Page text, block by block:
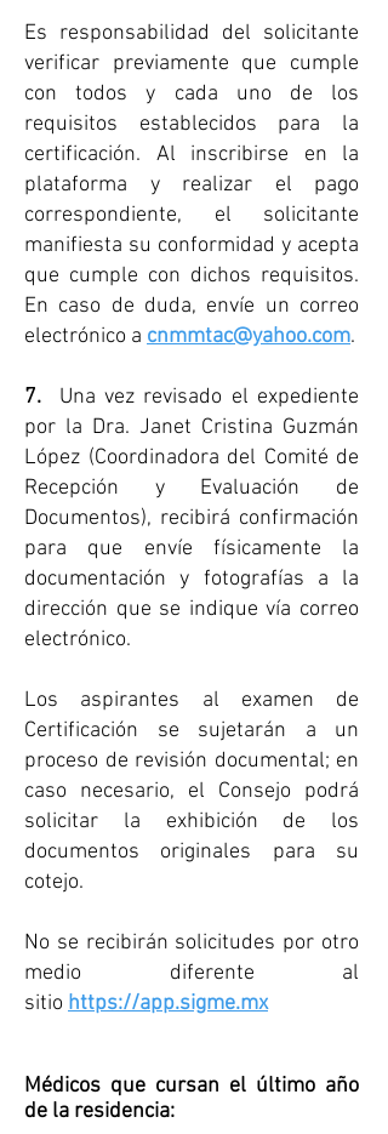
Es responsabilidad del solicitante
verificar previamente que cumple
con todos y cada uno de los
requisitos establecidos para la
certificación. Al inscribirse en la
plataforma y realizar el pago
correspondiente, el solicitante
manifiesta su conformidad y acepta
que cumple con dichos requisitos.
En caso de duda, envíe un correo
electrónico a cnmmtac@yahoo.com.
7. Una vez revisado el expediente
por la Dra. Janet Cristina Guzmán
López (Coordinadora del Comité de
Recepción y Evaluación de
Documentos), recibirá confirmación
para que envíe físicamente la
documentación y fotografías a la
dirección que se indique vía correo
electrónico.
​Los aspirantes al examen de
Certificación se sujetarán a un
proceso de revisión documental; en
caso necesario, el Consejo podrá
solicitar la exhibición de los
documentos originales para su
cotejo.
No se recibirán solicitudes por otro
medio diferente al
sitio https://app.sigme.mx
Médicos que cursan el último año
de la residencia: